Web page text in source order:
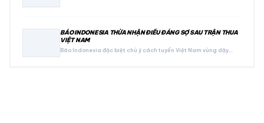
BÁO INDONESIA THỪA NHẬN ĐIỀU ĐÁNG SỢ SAU TRẬN THUA
VIỆT NAM
Báo Indonesia đặc biệt chú ý cách tuyển Việt Nam vùng dậy…